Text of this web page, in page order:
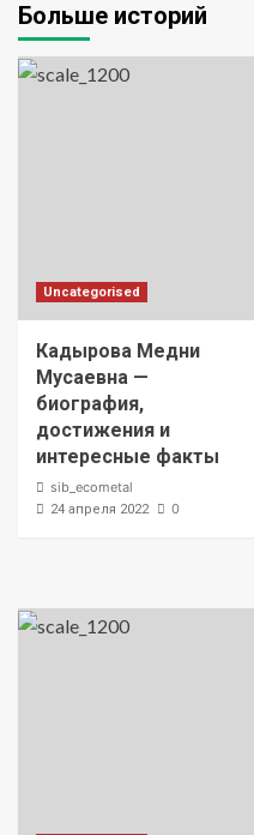
Больше историй
Uncategorised
Кадырова Медни
Мусаевна —
биография,
достижения и
интересные факты
sib_ecometal
24 апреля 2022 0